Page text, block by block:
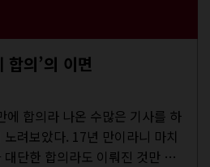
의’의 이면
에 합의라 나온 수많은 기사를 하
노려보았다. 17년 만이라니 마치
대단한 합의라도 이뤄진 것만 같